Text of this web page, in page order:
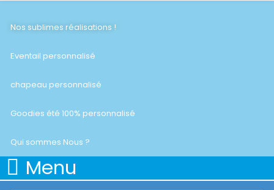
Nos sublimes réalisations !
Eventail personnalisé
chapeau personnalisé
Goodies été 100% personnalisé
Qui sommes Nous ?
Menu